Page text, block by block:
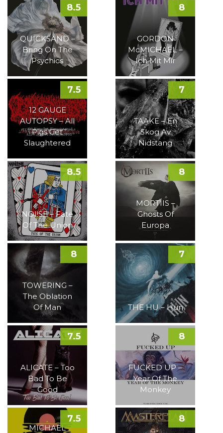
QUICKSAND –
Bring On The
Psychics
8.5
GORDON
McMICHAEL –
Ich Mit Mir
8
12 GAUGE
AUTOPSY – All
Pigs Get
Slaughtered
7.5
TAAKE – En
Skog Av
Nidstang
7
NOI!SE – Fate
Of The Union
8.5
MORTIIS –
Ghosts Of
Europa
8
TOWERING –
The Oblation
Of Man
8
THE HU – Hun
7
ALICATE – Too
Bad To Be
Good
7.5
FUCKED UP –
Year Of The
Monkey
8
MICHAEL
7.5 8